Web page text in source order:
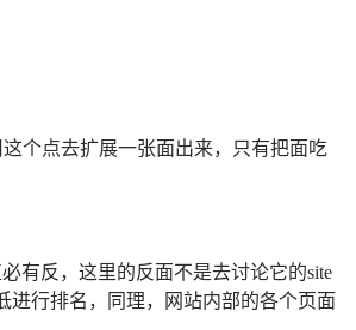
个点去扩展一张面出来，只有把面吃
有反，这里的反面不是去讨论它的site
进行排名，同理，网站内部的各个页面